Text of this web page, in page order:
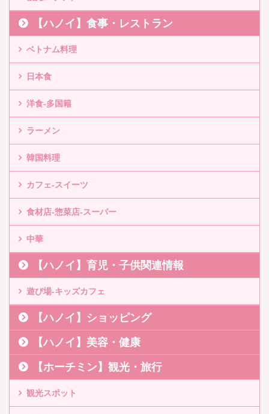
【ハノイ】食事・レストラン
ベトナム料理
日本食
洋食-多国籍
ラーメン
韓国料理
カフェ-スイーツ
食材店-惣菜店-スーパー
中華
【ハノイ】育児・子供関連情報
遊び場-キッズカフェ
【ハノイ】ショッピング
【ハノイ】美容・健康
【ホーチミン】観光・旅行
観光スポット